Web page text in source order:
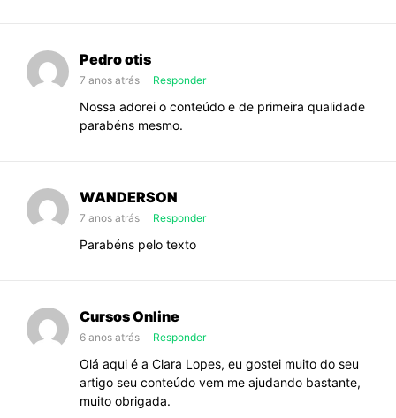
Pedro otis
7 anos atrás Responder
Nossa adorei o conteúdo e de primeira qualidade
parabéns mesmo.
WANDERSON
7 anos atrás Responder
Parabéns pelo texto
Cursos Online
6 anos atrás Responder
Olá aqui é a Clara Lopes, eu gostei muito do seu
artigo seu conteúdo vem me ajudando bastante,
muito obrigada.